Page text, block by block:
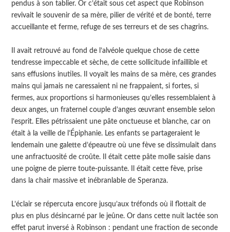
pendus à son tablier. Or c’était sous cet aspect que Robinson
revivait le souvenir de sa mère, pilier de vérité et de bonté, terre
accueillante et ferme, refuge de ses terreurs et de ses chagrins.
Il avait retrouvé au fond de l’alvéole quelque chose de cette
tendresse impeccable et sèche, de cette sollicitude infaillible et
sans effusions inutiles. Il voyait les mains de sa mère, ces grandes
mains qui jamais ne caressaient ni ne frappaient, si fortes, si
fermes, aux proportions si harmonieuses qu’elles ressemblaient à
deux anges, un fraternel couple d’anges œuvrant ensemble selon
l’esprit. Elles pétrissaient une pâte onctueuse et blanche, car on
était à la veille de l’Épiphanie. Les enfants se partageraient le
lendemain une galette d’épeautre où une fève se dissimulait dans
une anfractuosité de croûte. Il était cette pâte molle saisie dans
une poigne de pierre toute-puissante. Il était cette fève, prise
dans la chair massive et inébranlable de Speranza.
L’éclair se répercuta encore jusqu’aux tréfonds où il flottait de
plus en plus désincarné par le jeûne. Or dans cette nuit lactée son
effet parut inversé à Robinson : pendant une fraction de seconde